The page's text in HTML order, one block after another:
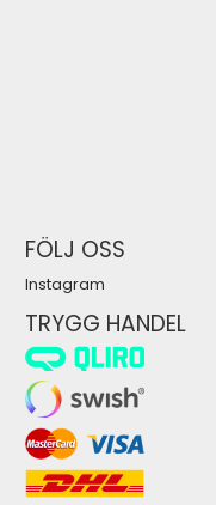
FÖLJ OSS
Instagram
TRYGG HANDEL